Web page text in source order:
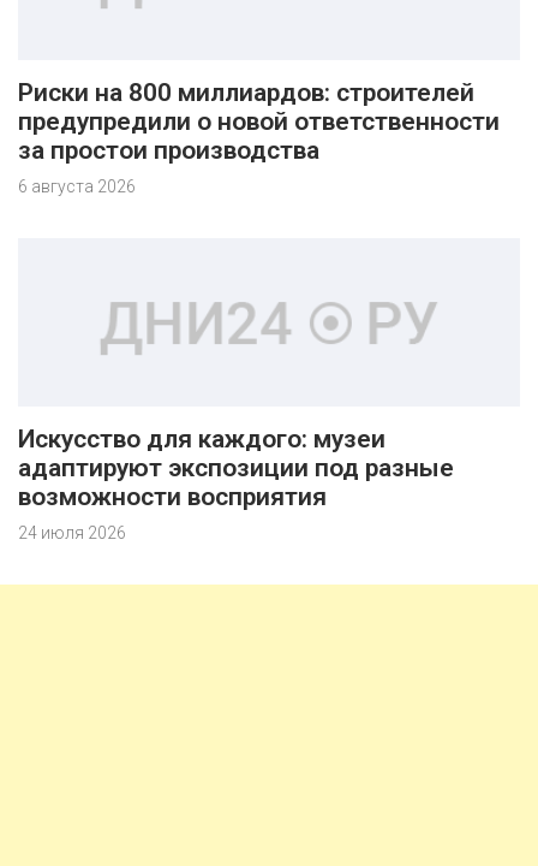
Риски на 800 миллиардов: строителей
предупредили о новой ответственности
за простои производства
6 августа 2026
Искусство для каждого: музеи
адаптируют экспозиции под разные
возможности восприятия
24 июля 2026